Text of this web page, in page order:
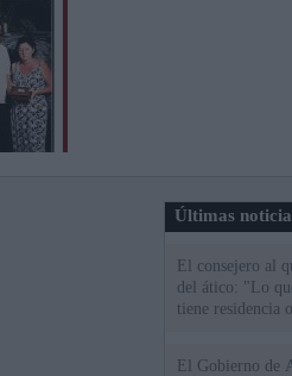
Últimas
El consejero al
del ático: "Lo
tiene residencia
El Gobierno de